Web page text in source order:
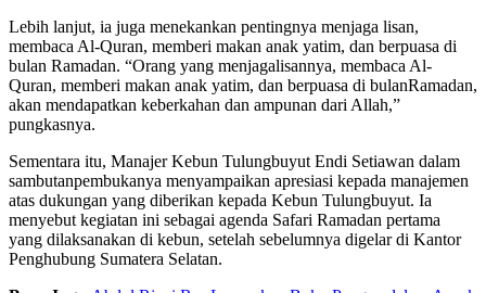
Lebih lanjut, ia juga menekankan pentingnya menjaga lisan,
membaca Al-Quran, memberi makan anak yatim, dan berpuasa di
bulan Ramadan. “Orang yang menjagalisannya, membaca Al-
Quran, memberi makan anak yatim, dan berpuasa di bulanRamadan,
akan mendapatkan keberkahan dan ampunan dari Allah,”
pungkasnya.
Sementara itu, ManajerKebun Tulungbuyut Endi Setiawan dalam
sambutanpembukanya menyampaikan apresiasi kepada manajemen
atas dukungan yang diberikan kepada Kebun Tulungbuyut. Ia
menyebut kegiatan ini sebagai agenda Safari Ramadan pertama
yang dilaksanakan di kebun, setelah sebelumnya digelardi Kantor
Penghubung Sumatera Selatan.